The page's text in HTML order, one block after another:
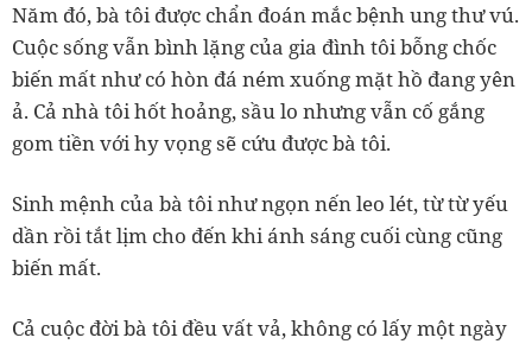
Năm đó, bà tôi được chẩn đoán mắc bệnh ung thư vú.
Cuộc sống vẫn bình lặng của gia đình tôi bỗng chốc
biến mất như có hòn đá ném xuống mặt hồ đang yên
ả. Cả nhà tôi hốt hoảng, sầu lo nhưng vẫn cố gắng
gom tiền với hy vọng sẽ cứu được bà tôi.
Sinh mệnh của bà tôi như ngọn nến leo lét, từ từ yếu
dần rồi tắt lịm cho đến khi ánh sáng cuối cùng cũng
biến mất.
Cả cuộc đời bà tôi đều vất vả, không có lấy một ngày